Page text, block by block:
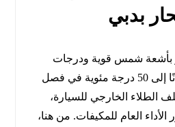
بدبي
بأشعة شمس قوية ودرجات
حرارة عالية تصل أحيانًا إلى 50 درجة مئوية في فصل
الطلاء الخارجي للسيارة،
العام للمكيفات. من هنا،